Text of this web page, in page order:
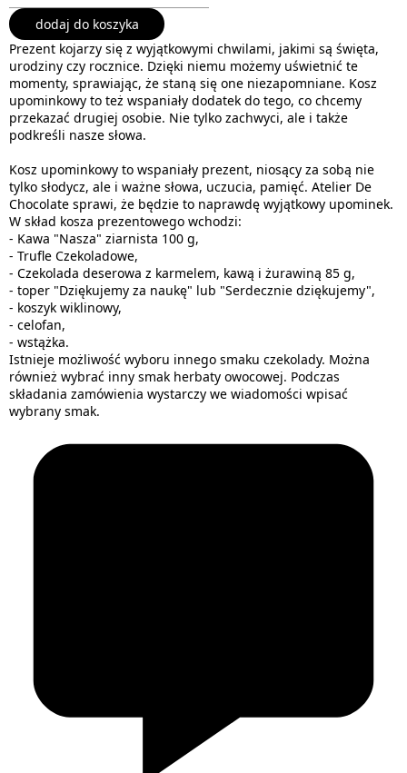
dodaj do koszyka
Prezent kojarzy się z wyjątkowymi chwilami, jakimi są święta,
urodziny czy rocznice. Dzięki niemu możemy uświetnić te
momenty, sprawiając, że staną się one niezapomniane. Kosz
upominkowy to też wspaniały dodatek do tego, co chcemy
przekazać drugiej osobie. Nie tylko zachwyci, ale i także
podkreśli nasze słowa.
Kosz upominkowy to wspaniały prezent, niosący za sobą nie
tylko słodycz, ale i ważne słowa, uczucia, pamięć. Atelier De
Chocolate sprawi, że będzie to naprawdę wyjątkowy upominek.
W skład kosza prezentowego wchodzi:
- Kawa "Nasza" ziarnista 100 g,
- Trufle Czekoladowe,
- Czekolada deserowa z karmelem, kawą i żurawiną 85 g,
- toper "Dziękujemy za naukę" lub "Serdecznie dziękujemy",
- koszyk wiklinowy,
- celofan,
- wstążka.
Istnieje możliwość wyboru innego smaku czekolady. Można
również wybrać inny smak herbaty owocowej. Podczas
składania zamówienia wystarczy we wiadomości wpisać
wybrany smak.